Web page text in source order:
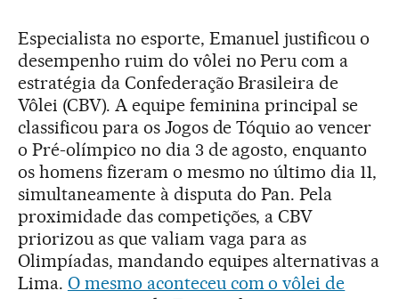
Especialista no esporte, Emanuel justificou o
desempenho ruim do vôlei no Peru com a
estratégia da Confederação Brasileira de
Vôlei (CBV). A equipe feminina principal se
classificou para os Jogos de Tóquio ao vencer
o Pré-olímpico no dia 3 de agosto, enquanto
os homens fizeram o mesmo no último dia 11,
simultaneamente à disputa do Pan. Pela
proximidade das competições, a CBV
priorizou as que valiam vaga para as
Olimpíadas, mandando equipes alternativas a
Lima. O mesmo aconteceu com o vôlei de